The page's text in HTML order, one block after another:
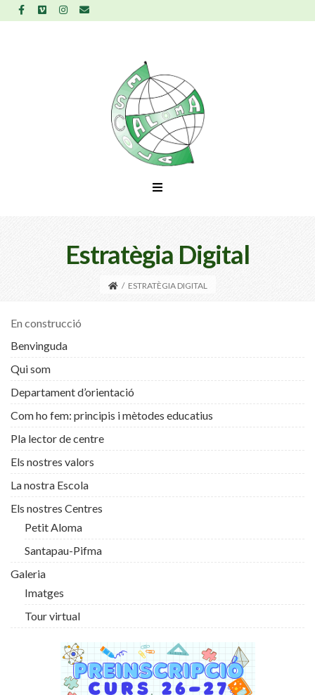
Estratègia Digital
/ ESTRATÈGIA DIGITAL
En construcció
Benvinguda
Qui som
Departament d’orientació
Com ho fem: principis i mètodes educatius
Pla lector de centre
Els nostres valors
La nostra Escola
Els nostres Centres
Petit Aloma
Santapau-Pifma
Galeria
Imatges
Tour virtual